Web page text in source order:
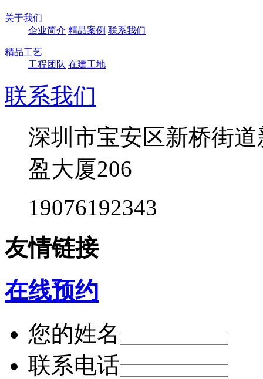
关于我们
企业简介 精品案例 联系我们
精品工艺
工程团队 在建工地
联系我们
深圳市宝安区新桥街
盈大厦206
19076192343
友情链接
在线预约
您的姓名
联系电话